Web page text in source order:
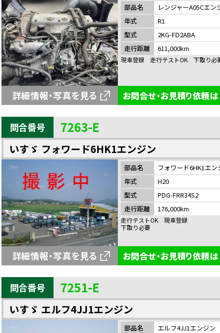
部品名
レンジャーA05Cエン
年式
R1
型式
2KG-FD2ABA
走行距離
611,000km
現車登録 走行テストOK 下取り必
詳細情報・写真を見る お問合せ・お見積り依頼は
問合番号 7263-E
いすゞ フォワード6HK1エンジン
部品名
フォワード6HK1エン
年式
H20
型式
PDG-FRR34S2
走行距離
176,000km
走行テストOK 現車登録
下取り必要
詳細情報・写真を見る お問合せ・お見積り依頼は
問合番号 7251-E
いすゞ エルフ4JJ1エンジン
部品名
エルフ4JJ1エンジン